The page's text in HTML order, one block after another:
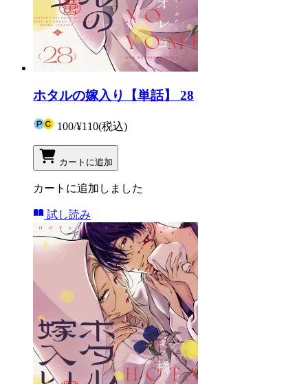
ホタルの嫁入り【単話】 28
100/¥110(税込)
カートに追加
カートに追加しました
試し読み